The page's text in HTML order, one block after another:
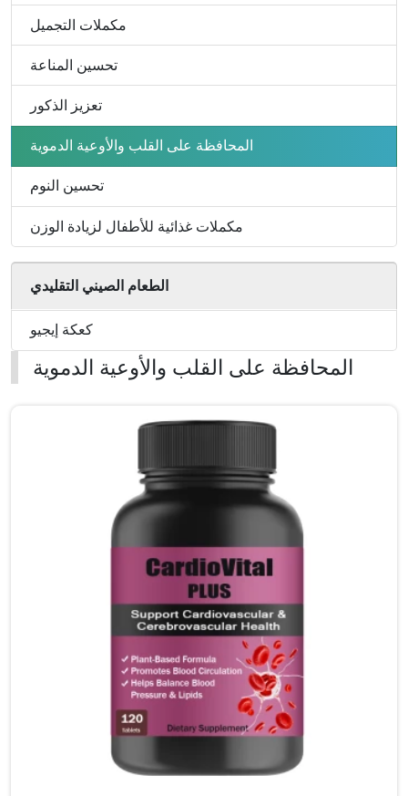
مكملات التجميل
تحسين المناعة
تعزيز الذكور
المحافظة على القلب والأوعية الدموية
تحسين النوم
مكملات غذائية للأطفال لزيادة الوزن
الطعام الصيني التقليدي
كعكة إيجيو
المحافظة على القلب والأوعية الدموية